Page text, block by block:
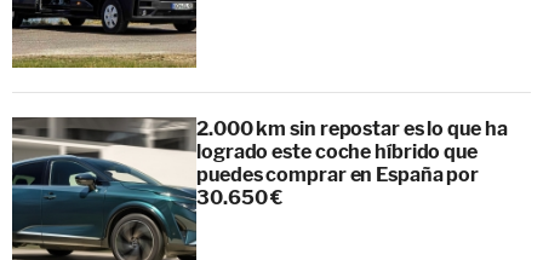
2.000 km sin repostar es lo que ha
logrado este coche híbrido que
puedes comprar en España por
30.650 €